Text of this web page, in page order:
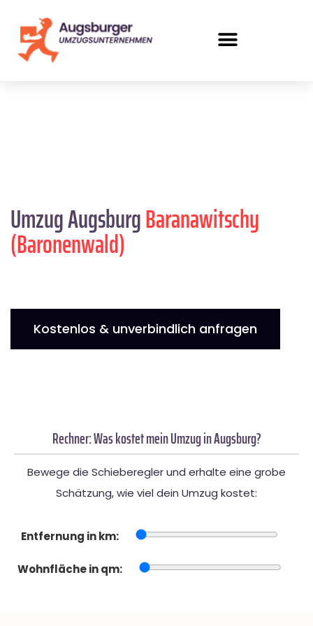
Umzug AugsburgBaranawitschy
(Baronenwald)
Kostenlos & unverbindlich anfragen
Rechner: Was kostet mein Umzug in Augsburg?
Bewege die Schieberegler und erhalte eine grobe
Schätzung, wie viel dein Umzug kostet:
Entfernung in km:
Wohnfläche in qm: